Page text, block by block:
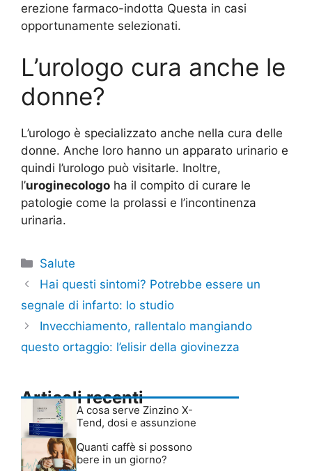
erezione farmaco-indotta Questa in casi
opportunamente selezionati.
L’urologo cura anche le
donne?
L’urologo è specializzato anche nella cura delle
donne. Anche loro hanno un apparato urinario e
quindi l’urologo può visitarle. Inoltre,
l’uroginecologo ha il compito di curare le
patologie come la prolassi e l’incontinenza
urinaria.
Categorie
Salute
Hai questi sintomi? Potrebbe essere un
segnale di infarto: lo studio
Invecchiamento, rallentalo mangiando
questo ortaggio: l’elisir della giovinezza
Articoli recenti
A cosa serve Zinzino X-
Tend, dosi e assunzione
Quanti caffè si possono
bere in un giorno?